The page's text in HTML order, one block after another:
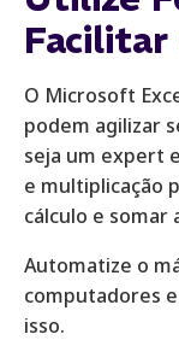
Facilitar
O Microsoft
podem agilizar
seja um expert
e multiplicação
cálculo e somar
Automatize o
computadores
isso.